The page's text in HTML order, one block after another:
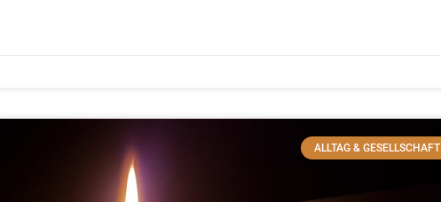
ALLTAG & GESELLSCHAFT